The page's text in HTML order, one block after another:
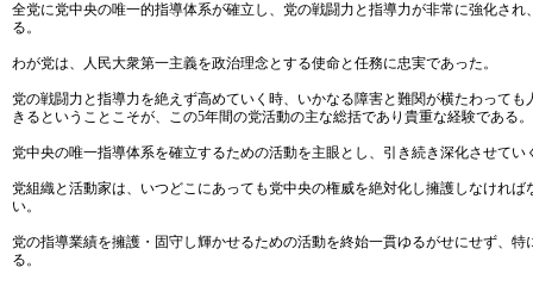
全党に党中央の唯一的指導体系が確立し、党の戦闘力と指導力が非常に強化さ
る。
わが党は、人民大衆第一主義を政治理念とする使命と任務に忠実であった。
党の戦闘力と指導力を絶えず高めていく時、いかなる障害と難関が横たわって
きるということこそが、この5年間の党活動の主な総括であり貴重な経験である。
党中央の唯一指導体系を確立するための活動を主眼とし、引き続き深化させてい
党組織と活動家は、いつどこにあっても党中央の権威を絶対化し擁護しなけれ
い。
党の指導業績を擁護・固守し輝かせるための活動を終始一貫ゆるがせにせず、
る。